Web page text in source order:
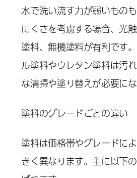
水で洗い流す力が弱いもの
にくさを考慮する場合、光
塗料、無機塗料が有利です
ル塗料やウレタン塗料は汚
な清掃や塗り替えが必要にな
塗料のグレードごとの違い
塗料は価格帯やグレードに
きく異なります。主に以下